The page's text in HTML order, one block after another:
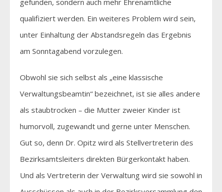
qualifiziert werden. Ein weiteres Problem wird sein,
unter Einhaltung der Abstandsregeln das Ergebnis
am Sonntagabend vorzulegen.
Obwohl sie sich selbst als „eine klassische
Verwaltungsbeamtin“ bezeichnet, ist sie alles andere
als staubtrocken – die Mutter zweier Kinder ist
humorvoll, zugewandt und gerne unter Menschen.
Gut so, denn Dr. Opitz wird als Stellvertreterin des
Bezirksamtsleiters direkten Bürgerkontakt haben.
Und als Vertreterin der Verwaltung wird sie sowohl in